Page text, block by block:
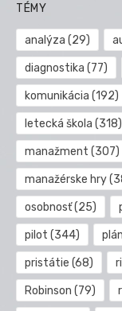
TÉMY
analýza (29)
diagnostika (77)
komunikácia (192)
letecká škola (318)
manažment (307)
manažérske hry
osobnosť(25)
pilot (344)
pristátie (68)
Robinson (79)